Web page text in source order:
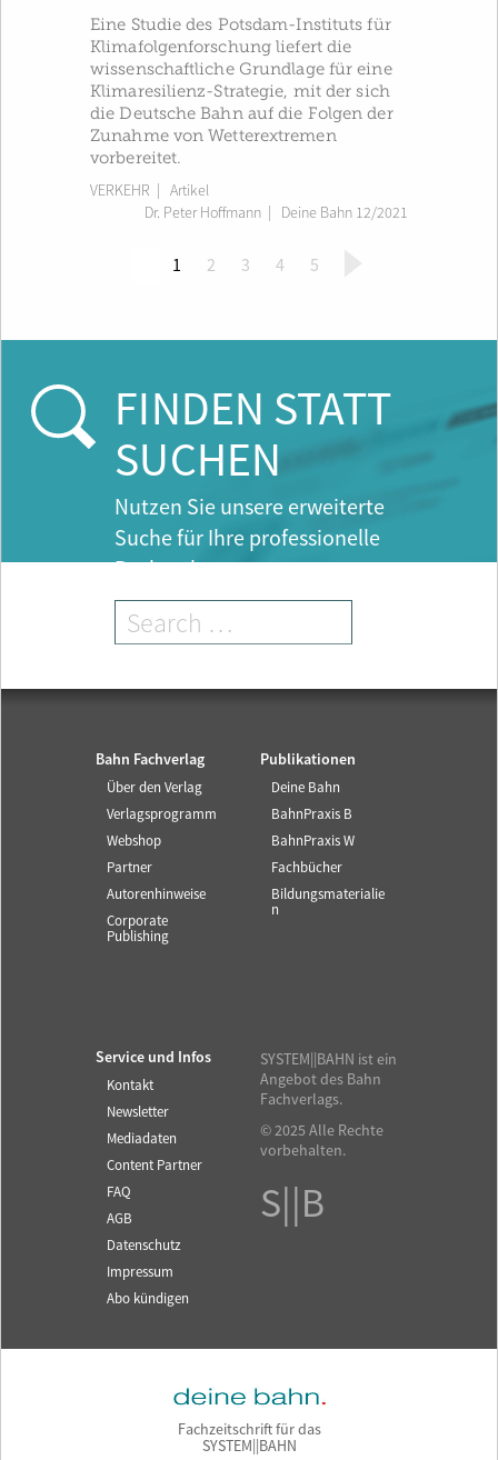
Eine Studie des Potsdam-Instituts für
Klimafolgenforschung liefert die
wissenschaftliche Grundlage für eine
Klimaresilienz-Strategie, mit der sich
die Deutsche Bahn auf die Folgen der
Zunahme von Wetterextremen
vorbereitet.
VERKEHR | Artikel
Dr. Peter Hoffmann
Deine Bahn 12/2021
1
r
2 3 4 5
FINDEN STATT
SUCHEN
Nutzen Sie unsere erweiterte
Suche für Ihre professionelle
Recherche.
Bahn Fachverlag
Über den Verlag
Verlagsprogramm
Webshop
Partner
Autorenhinweise
Corporate
Publishing
Publikationen
Deine Bahn
BahnPraxis B
BahnPraxis W
Fachbücher
Bildungsmaterialie
n
Service und Infos
Kontakt
Newsletter
Mediadaten
Content Partner
FAQ
AGB
Datenschutz
Impressum
Abo kündigen
SYSTEM||BAHN ist ein
Angebot des Bahn
Fachverlags.
© 2025 Alle Rechte
vorbehalten.
S||B
Fachzeitschrift für das
SYSTEM||BAHN